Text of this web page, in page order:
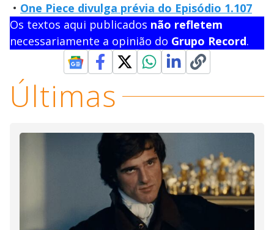
• One Piece divulga prévia do Episódio 1.107
Os textos aqui publicados não refletem
necessariamente a opinião do Grupo Record.
Últimas